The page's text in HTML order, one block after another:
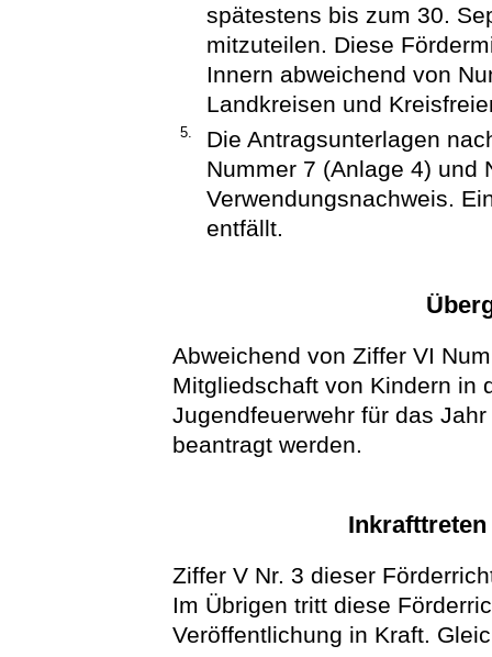
spätestens bis zum 30.
mitzuteilen. Diese
Innern abweichend von
Landkreisen und
5.
Die Antragsunterlagen
Nummer 7 (Anlage 4) und
Verwendungsnachweis.
entfällt.
Abweichend von Ziffer VI
Mitgliedschaft von Kindern in
Jugendfeuerwehr für das
beantragt werden.
Ziffer V Nr. 3 dieser
Im Übrigen tritt diese
Veröffentlichung in Kraft.